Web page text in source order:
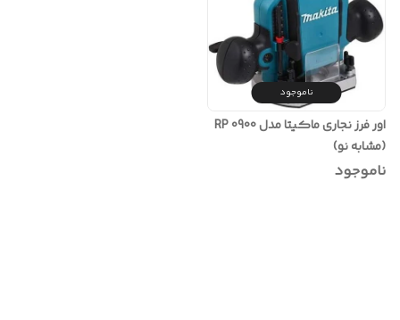
ناموجود
اور فرز نجاری ماکیتا مدل RP 0900
(مشابه نو)
ناموجود